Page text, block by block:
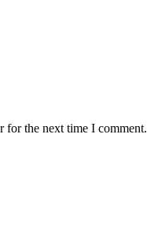
for the next time I comment.